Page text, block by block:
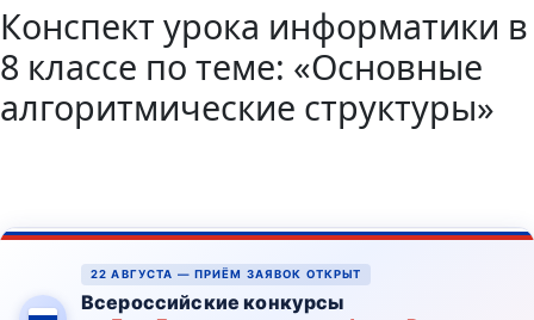
Конспект урока информатики в
8 классе по теме: «Основные
алгоритмические структуры»
22 АВГУСТА — ПРИЁМ ЗАЯВОК ОТКРЫТ
Всероссийские конкурсы